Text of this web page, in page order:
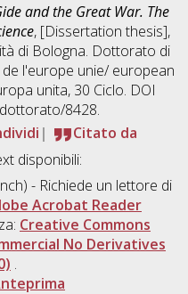
and the Great War. The
, [Dissertation thesis],
di Bologna. Dottorato di
l'europe unie/ european
unita, 30 Ciclo. DOI
8428.
Citato da
disponibili:
- Richiede un lettore di
Acrobat Reader
Creative Commons
No Derivatives
.